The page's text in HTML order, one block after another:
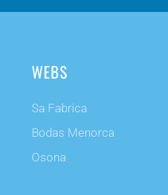
WEBS
Sa Fabrica
Bodas Menorca
Osona